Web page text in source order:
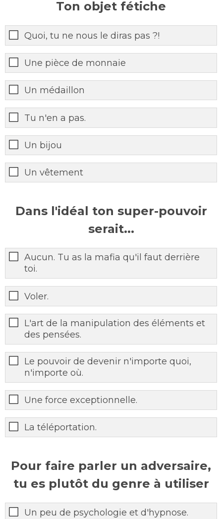
Ton objet fétiche
Quoi, tu ne nous le diras pas ?!
Une pièce de monnaie
Un médaillon
Tu n'en a pas.
Un bijou
Un vêtement
Dans l'idéal ton super-pouvoir
serait...
Aucun. Tu as la mafia qu'il faut derrière
toi.
Voler.
L'art de la manipulation des éléments et
des pensées.
Le pouvoir de devenir n'importe quoi,
n'importe où.
Une force exceptionnelle.
La téléportation.
Pour faire parler un adversaire,
tu es plutôt du genre à utiliser
Un peu de psychologie et d'hypnose.